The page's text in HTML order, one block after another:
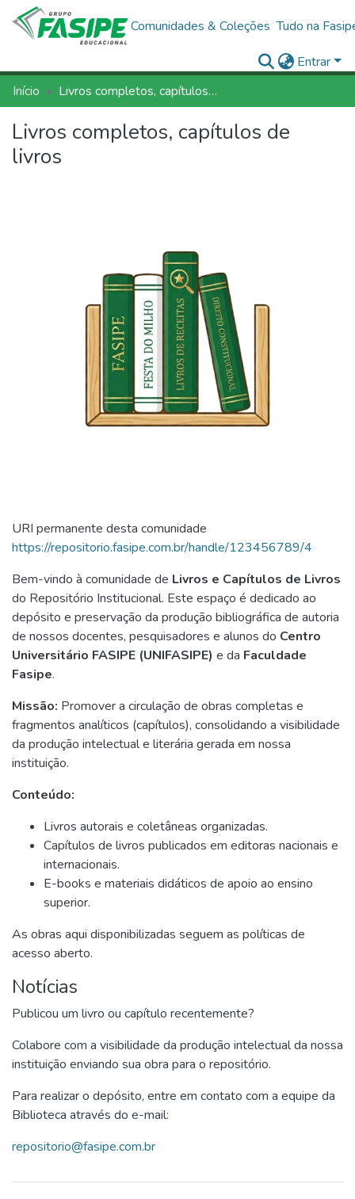
Comunidades & Coleções Tudo na
Entrar
Início
Livros completos, capítulos de livros
Livros completos, capítulos de
livros
URI permanente desta comunidade
https://repositorio.fasipe.com.br/handle/123456789/4
Bem-vindo à comunidade de Livros e Capítulos de Livros
do Repositório Institucional. Este espaço é dedicado ao
depósito e preservação da produção bibliográfica de autoria
de nossos docentes, pesquisadores e alunos do Centro
Universitário FASIPE (UNIFASIPE) e da Faculdade
Fasipe.
Missão: Promover a circulação de obras completas e
fragmentos analíticos (capítulos), consolidando a visibilidade
da produção intelectual e literária gerada em nossa
instituição.
Conteúdo:
Livros autorais e coletâneas organizadas.
Capítulos de livros publicados em editoras nacionais e
internacionais.
E-books e materiais didáticos de apoio ao ensino
superior.
As obras aqui disponibilizadas seguem as políticas de
acesso aberto.
Notícias
Publicou um livro ou capítulo recentemente?
Colabore com a visibilidade da produção intelectual da nossa
instituição enviando sua obra para o repositório.
Para realizar o depósito, entre em contato com a equipe da
Biblioteca através do e-mail:
repositorio@fasipe.com.br